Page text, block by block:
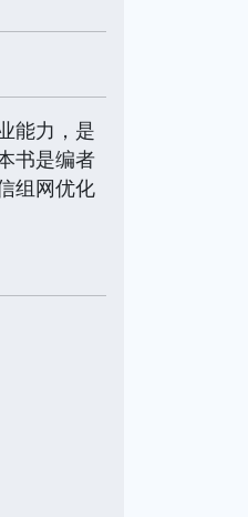
能力，是
书是编者
组网优化